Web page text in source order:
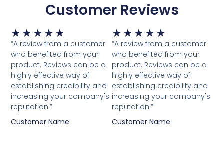
Customer Reviews
★ ★ ★ ★ ★ Waardering
5
van
5
“A review from a customer
who benefited from your
product. Reviews can be a
highly effective way of
establishing credibility and
increasing your company's
reputation.”
Customer Name
★ ★ ★ ★ ★
5
van
5
“A review from a customer
who benefited from your
product. Reviews can be a
highly effective way of
establishing credibility and
increasing your company's
reputation.”
Customer Name